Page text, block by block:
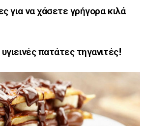
για να χάσετε γρήγορα κιλά
πατάτες τηγανιτές!